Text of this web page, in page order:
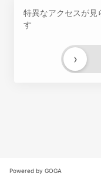
特異なアクセスが見
す
›
Powered by GOGA